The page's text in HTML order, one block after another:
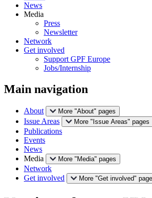
News
Media
Press
Newsletter
Network
Get involved
Support GPF Europe
Jobs/Internship
Main navigation
About More "About" pages
Issue Areas More "Issue Areas" pages
Publications
Events
News
Media
More "Media" pages
Network
Get involved
More "Get involved"